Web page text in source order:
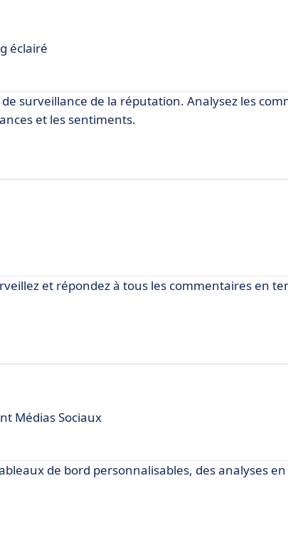
éclairé
surveillance de la réputation. Analysez les
et les sentiments.
et répondez à tous les commentaires en
Médias Sociaux
de bord personnalisables, des analyses